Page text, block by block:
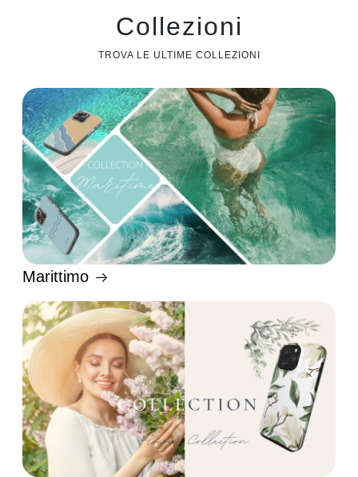
Collezioni
TROVA LE ULTIME COLLEZIONI
Marittimo